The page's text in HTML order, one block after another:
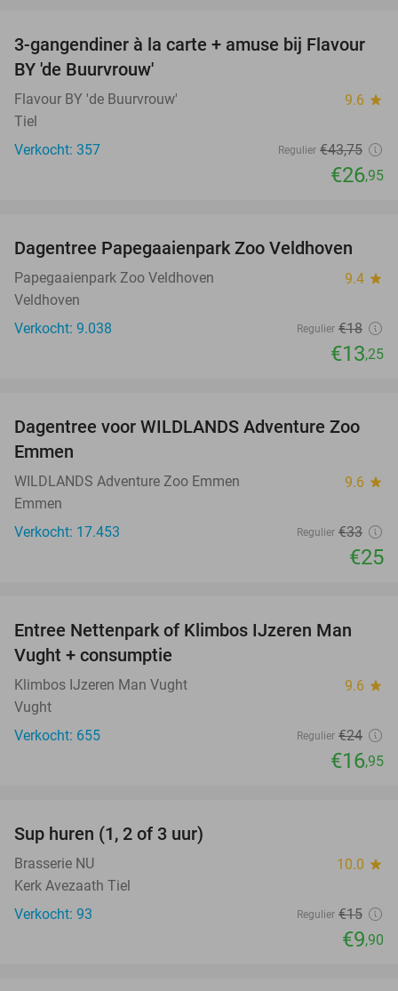
38%
3-gangendiner à la carte + amuse bij Flavour
BY 'de Buurvrouw'
Flavour BY 'de Buurvrouw' 9.6 star
Tiel
Verkocht: 357
Regulier €43,75
€26,95
26%
Dagentree Papegaaienpark Zoo Veldhoven
Papegaaienpark Zoo Veldhoven 9.4 star
Veldhoven
Verkocht: 9.038
Regulier €18
€13,25
24%
Dagentree voor WILDLANDS Adventure Zoo
Emmen
WILDLANDS Adventure Zoo Emmen 9.6 star
Emmen
Verkocht: 17.453
Regulier €33
€25
29%
Entree Nettenpark of Klimbos IJzeren Man
Vught + consumptie
Klimbos IJzeren Man Vught 9.6 star
Vught
Verkocht: 655
Regulier €24
€16,95
Sup huren (1, 2 of 3 uur)
Brasserie NU 10.0 star
Kerk Avezaath Tiel
Verkocht: 93
Regulier €15
€9,90